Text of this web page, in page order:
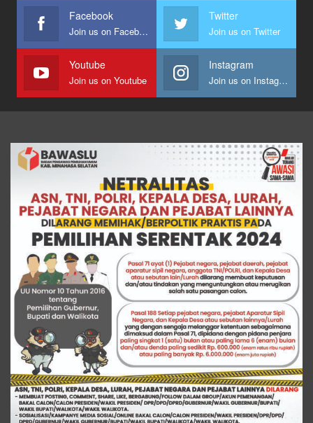
Facebook
Join us on Facebook
Twitter
Join us on Twitter
Youtube
Join us on Youtube
Instagram
Join us on Instagram